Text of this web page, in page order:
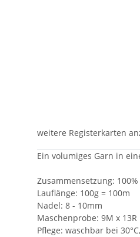
weitere Registerkarten
Ein volumiges Garn in
Zusammensetzung:
Lauflänge: 100g = 100m
Nadel: 8 - 10mm
Maschenprobe: 9M x 13R
Pflege: waschbar bei